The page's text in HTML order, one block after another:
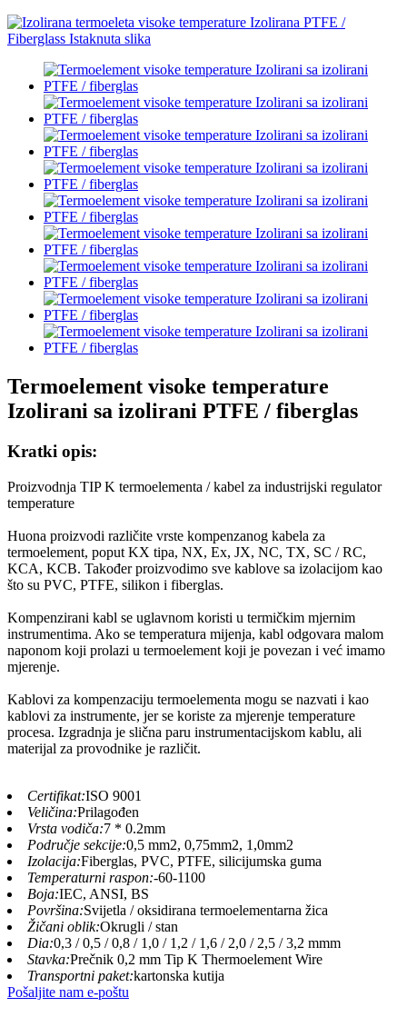
Termoelement visoke temperature
Izolirani sa izolirani PTFE / fiberglas
Kratki opis:
Proizvodnja TIP K termoelementa / kabel za industrijski regulator
temperature
Huona proizvodi različite vrste kompenzanog kabela za
termoelement, poput KX tipa, NX, Ex, JX, NC, TX, SC / RC,
KCA, KCB. Također proizvodimo sve kablove sa izolacijom kao
što su PVC, PTFE, silikon i fiberglas.
Kompenzirani kabl se uglavnom koristi u termičkim mjernim
instrumentima. Ako se temperatura mijenja, kabl odgovara malom
naponom koji prolazi u termoelement koji je povezan i već imamo
mjerenje.
Kablovi za kompenzaciju termoelementa mogu se nazvati i kao
kablovi za instrumente, jer se koriste za mjerenje temperature
procesa. Izgradnja je slična paru instrumentacijskom kablu, ali
materijal za provodnike je različit.
Certifikat:ISO 9001
Veličina:Prilagođen
Vrsta vodiča:7 * 0.2mm
Područje sekcije:0,5 mm2, 0,75mm2, 1,0mm2
Izolacija:Fiberglas, PVC, PTFE, silicijumska guma
Temperaturni raspon:-60-1100
Boja:IEC, ANSI, BS
Površina:Svijetla / oksidirana termoelementarna žica
Žičani oblik:Okrugli / stan
Dia:0,3 / 0,5 / 0,8 / 1,0 / 1,2 / 1,6 / 2,0 / 2,5 / 3,2 mmm
Stavka:Prečnik 0,2 mm Tip K Thermoelement Wire
Transportni paket:kartonska kutija
Pošaljite nam e-poštu